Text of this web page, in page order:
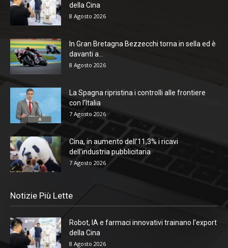
della Cina
8 Agosto 2026
In Gran Bretagna Bezzecchi torna in sella ed è
davanti a...
8 Agosto 2026
La Spagna ripristina i controlli alle frontiere
con l’Italia
7 Agosto 2026
Cina, in aumento dell’11,3% i ricavi
dell’industria pubblicitaria
7 Agosto 2026
Notizie Più Lette
Robot, IA e farmaci innovativi trainano l’export
della Cina
8 Agosto 2026